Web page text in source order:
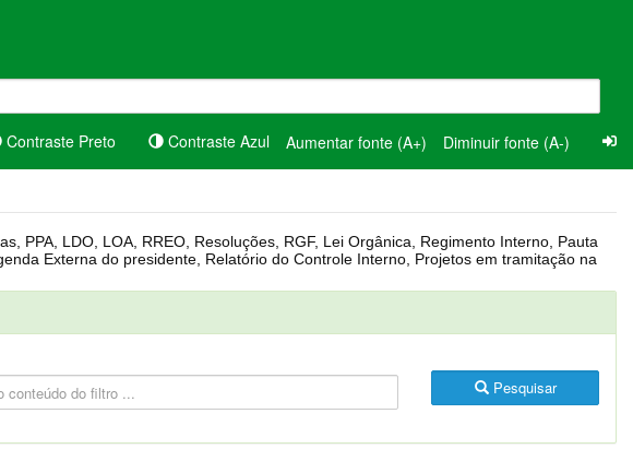
Contraste Preto Contraste Azul Aumentar fonte (A+) Diminuir fonte (A-)
Pesquisar